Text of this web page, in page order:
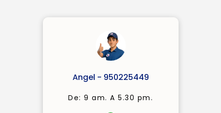
Angel - 950225449
De: 9 am. A 5.30 pm.